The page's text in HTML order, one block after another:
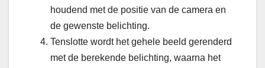
houdend met de positie van de camera en
de gewenste belichting.
Tenslotte wordt het gehele beeld gerenderd
met de berekende belichting, waarna het